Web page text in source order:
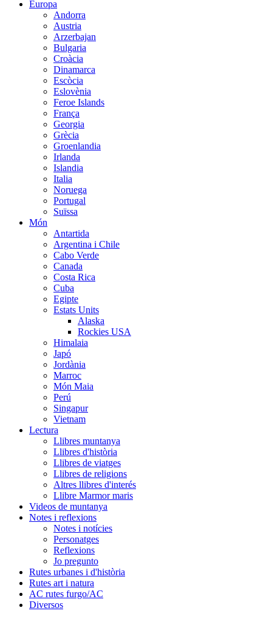
Europa
Andorra
Austria
Arzerbajan
Bulgaria
Croàcia
Dinamarca
Escòcia
Eslovènia
Feroe Islands
França
Georgia
Grècia
Groenlandia
Irlanda
Islandia
Italia
Noruega
Portugal
Suïssa
Món
Antartida
Argentina i Chile
Cabo Verde
Canada
Costa Rica
Cuba
Egipte
Estats Units
Alaska
Rockies USA
Himalaia
Japó
Jordània
Marroc
Món Maia
Perú
Singapur
Vietnam
Lectura
Llibres muntanya
Llibres d'història
Llibres de viatges
Llibres de religions
Altres llibres d'interés
Llibre Marmor maris
Videos de muntanya
Notes i reflexions
Notes i notícies
Personatges
Reflexions
Jo pregunto
Rutes urbanes i d'història
Rutes art i natura
AC rutes furgo/AC
Diversos